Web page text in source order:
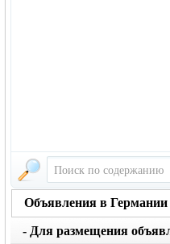
Объявления в
- Для размещения